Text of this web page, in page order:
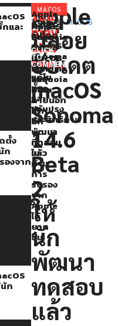
กและ
ตั้ง
ก
งจาก
ก
MACOS
Apple
ปล่อย
อัปเดต
macOS
Sonoma
14.6
Beta
2
ให้
นัก
พัฒนา
ทดสอบ
แล้ว
Apple
ปล่อย
อัปเดต
macOS
Sonoma
14.6
Beta
2
ให้
นัก
พัฒนา
ทดสอบ
แล้ว
หลัง
ปล่อย
Beta
1
ให้
ทดสอบ
You
may
also
like...
Apple
ปล่อย
อัปเดต
macOS
Sonoma
14.6.1
แก้ไข
บั๊ก
และ
ปรับปรุง
ประสิทธิภาพ
MacOS
Sequoia
จะ
ติด
ตั้ง
แอป
จาก
ภายนอก
จาก
นัก
พัฒนา
ที่
ไม่
ผ่าน
การ
รับรอง
จาก
Apple
ได้
ยาก
ขึ้น
Apple
ปล่อย
อัปเดต
macOS
15
Sequoia
Beta
5
ให้
นัก
พัฒนา
ทดสอบ
แล้ว
Apple
ปล่อย
อัปเดต
macOS
Sonoma
14.6
Beta
4
ให้
นัก
พัฒนา
ทดสอบ
แล้ว
RELATED
TOPICS: MACOS
CLICK
TO
COMMENT